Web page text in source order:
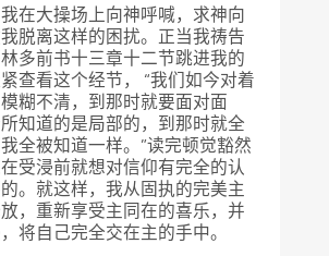
在大操场上向神呼喊，求神向
脱离这样的困扰。正当我祷告
多前书十三章十二节跳进我的
查看这个经节， “我们如今对着
糊不清，到那时就要面对面
知道的是局部的，到那时就全
全被知道一样。”读完顿觉豁然
受浸前就想对信仰有完全的认
。就这样，我从固执的完美主
，重新享受主同在的喜乐，并
将自己完全交在主的手中。